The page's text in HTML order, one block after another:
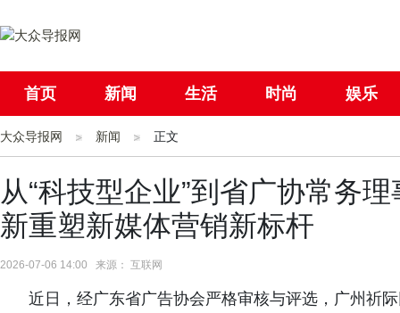
首页 新闻 生活 时尚 娱乐
社会 国际
大众导报网 新闻 正文
从“科技型企业”到省广协常务
新重塑新媒体营销新标杆
2026-07-06 14:00 来源： 互联网
近日，经广东省广告协会严格审核与评选，广州祈